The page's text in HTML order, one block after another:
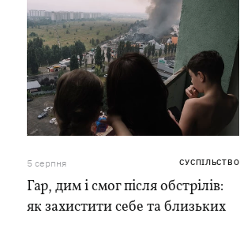
5 серпня СУСПІЛЬСТВО
Гар, дим і смог після обстрілів:
як захистити себе та близьких